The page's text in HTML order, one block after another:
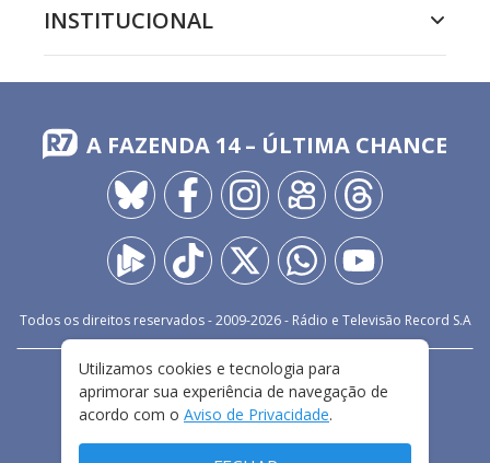
INSTITUCIONAL
A FAZENDA 14 – ÚLTIMA CHANCE
Todos os direitos reservados - 2009-2026- Rádio e Televisão Record S.A
FALE CONOSCO
PRIVACIDADE
TERMOS E CONDIÇÕES DE USO
Utilizamos cookies e tecnologia para
aprimorar sua experiência de navegação de
acordo com o Aviso de Privacidade.